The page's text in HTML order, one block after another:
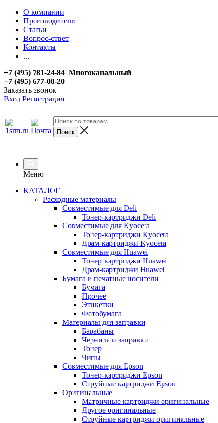
О компании
Производители
Статьи
Вопрос-ответ
Контакты
...
+7 (495) 781-24-84 Многоканальный
+7 (495) 677-08-20
Заказать звонок
Вход Регистрация
Меню
КАТАЛОГ
Расходные материалы
Совместимые для Deli
Тонер-картриджи Deli
Совместимые для Kyocera
Тонер-картриджи Kyocera
Драм-картриджи Kyocera
Совместимые для Huawei
Тонер-картриджи Huawei
Драм-картриджи Huawei
Бумага и печатные носители
Бумага
Прочее
Этикетки
Фотобумага
Материалы для заправки
Барабаны
Чернила и заправки
Тонер
Чипы
Совместимые для Epson
Тонер-картриджи Epson
Струйные картриджи Epson
Оригинальные
Матричные картриджи оригинальные
Другое оригинальные
Струйные картриджи оригинальные